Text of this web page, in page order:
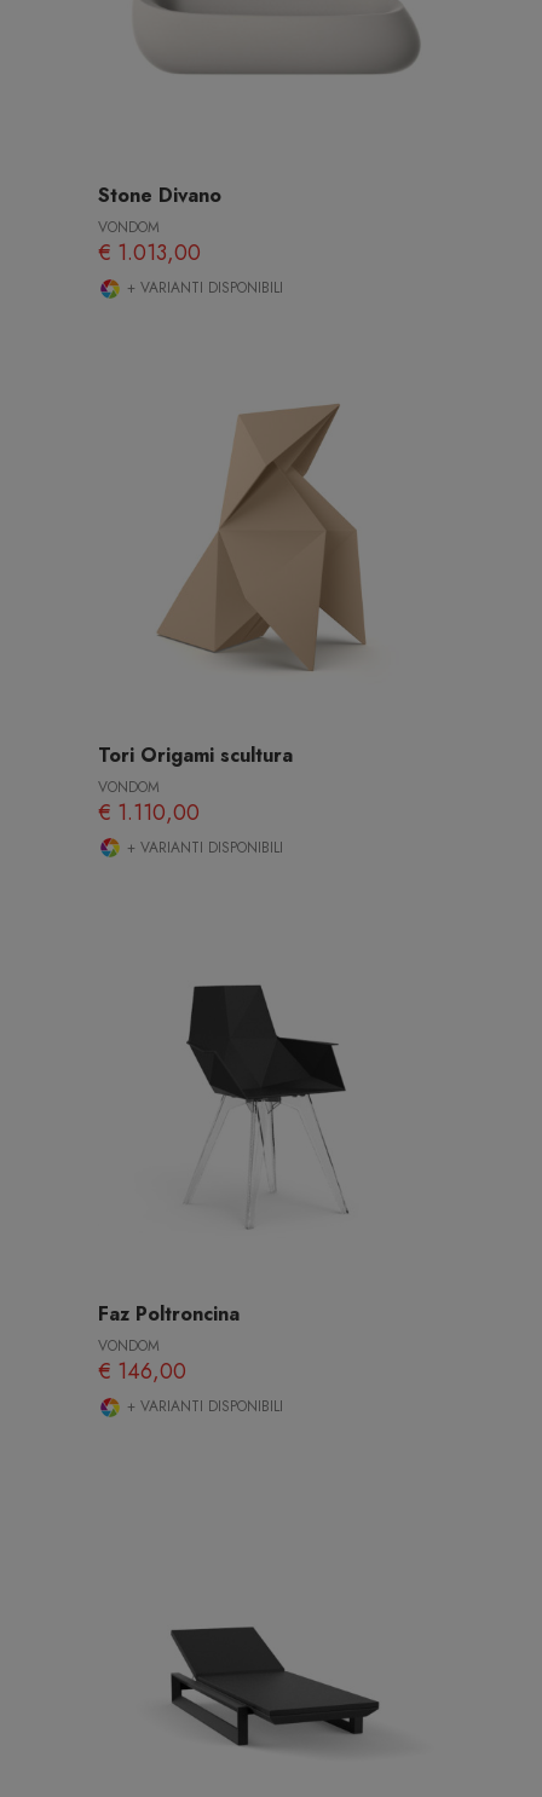
Stone Divano
VONDOM
€ 1.013,00
+ VARIANTI DISPONIBILI
Tori Origami scultura
VONDOM
€ 1.110,00
+ VARIANTI DISPONIBILI
Faz Poltroncina
VONDOM
€ 146,00
+ VARIANTI DISPONIBILI